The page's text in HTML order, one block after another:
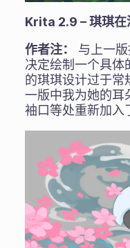
Krita 2.9 – 琪琪
作者注：
与上一
决定绘制一个具体
的琪琪设计过于常
一版中我为她的耳
袖口等处重新加入